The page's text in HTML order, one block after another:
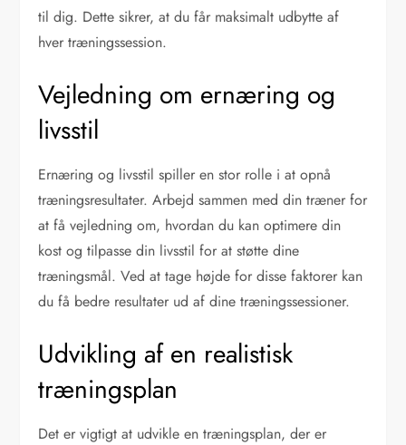
til dig. Dette sikrer, at du får maksimalt udbytte af
hver træningssession.
Vejledning om ernæring og
livsstil
Ernæring og livsstil spiller en stor rolle i at opnå
træningsresultater. Arbejd sammen med din træner for
at få vejledning om, hvordan du kan optimere din
kost og tilpasse din livsstil for at støtte dine
træningsmål. Ved at tage højde for disse faktorer kan
du få bedre resultater ud af dine træningssessioner.
Udvikling af en realistisk
træningsplan
Det er vigtigt at udvikle en træningsplan, der er